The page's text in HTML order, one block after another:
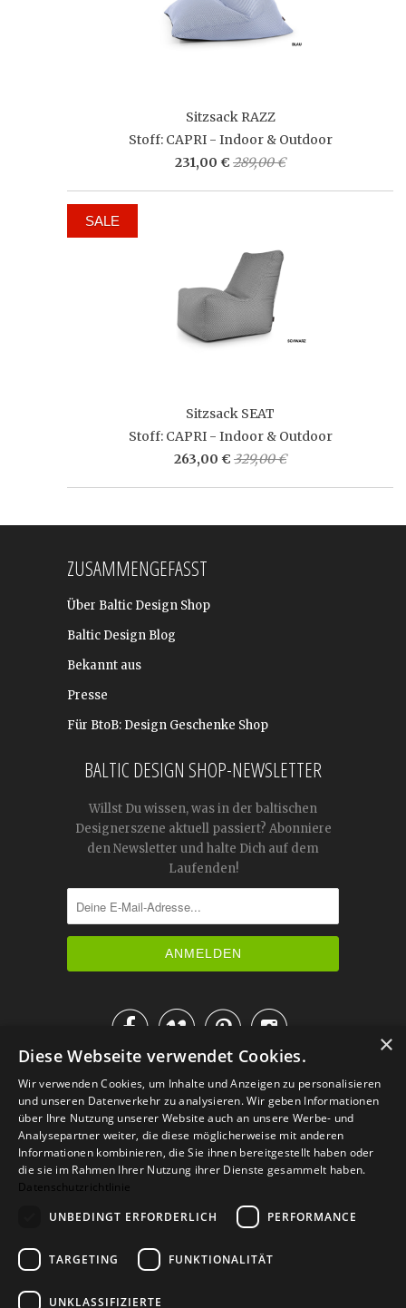
Sitzsack RAZZ
Stoff: CAPRI - Indoor & Outdoor
231,00 € 289,00 €
Sitzsack SEAT
Stoff: CAPRI - Indoor & Outdoor
263,00 € 329,00 €
SALE
ZUSAMMENGEFASST
Über Baltic Design Shop
Baltic Design Blog
Bekannt aus
Presse
Für BtoB: Design Geschenke Shop
BALTIC DESIGN SHOP-NEWSLETTER
Willst Du wissen, was in der baltischen
Designerszene aktuell passiert? Abonniere
den Newsletter und halte Dich auf dem
Laufenden!

IM KATALOG BLÄTTERN
Versand Zahlarten
Retoure
×
Diese Webseite verwendet Cookies.
Wir verwenden Cookies, um Inhalte und Anzeigen zu personalisieren
und unseren Datenverkehr zu analysieren. Wir geben Informationen
über Ihre Nutzung unserer Website auch an unsere Werbe- und
Analysepartner weiter, die diese möglicherweise mit anderen
Informationen kombinieren, die Sie ihnen bereitgestellt haben oder
die sie im Rahmen Ihrer Nutzung ihrer Dienste gesammelt haben.
Datenschutzrichtlinie
UNBEDINGT ERFORDERLICH
PERFORMANCE
TARGETING FUNKTIONALITÄT
UNKLASSIFIZIERTE